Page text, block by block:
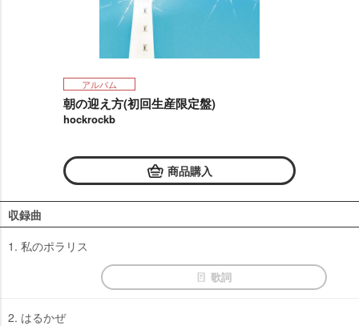
アルバム
朝の迎え方(初回生産限定盤)
hockrockb
商品購入
収録曲
1. 私のポラリス
歌詞
2. はるかぜ